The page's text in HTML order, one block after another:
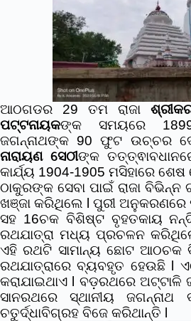
ଆଠଗଡର 29 ତମ ରାଜା
ପଟ୍ଟନାୟକଙ୍କ ସମୟରେ 1899
ଜଗନ୍ନାଥଙ୍କ 90 ଫୁଟ ଉଚ୍ଚର
ନାରାୟଣ ସେଠୀଙ୍କ
କାର୍ଯ୍ୟ 1904-1905 ମସିହାରେ ଶେଷ
ଠାକୁରଙ୍କ ସେବା ପାଇଁ ରାଜା
ଖଞ୍ଜା କରିଥିଲେ l ପୁରୀ ଅନୁକରଣରେ
ସହ 16ଚକ ବିଶିଷ୍ଟ ବୃହତକାୟ
ରଥଯାତ୍ରା ମଧ୍ୟ ପ୍ରଚଳନ
ଏହି ରଥଟି ସାମାନ୍ୟ ଛୋଟ ଆଠଚକ
ରଥଯାତ୍ରାରେ ବ୍ୟବହୃତ ହେଉଛି l
କରାଯାଇଥାଏ l ବଡ଼ରଥରେ ଅଟ୍ଟାଳି
ସାନରଥରେ ସ୍ଥାନୀୟ
ଚତୁର୍ଦ୍ଧାବିଗ୍ରହ ବିଜେ କରିଥାନ୍ତି l